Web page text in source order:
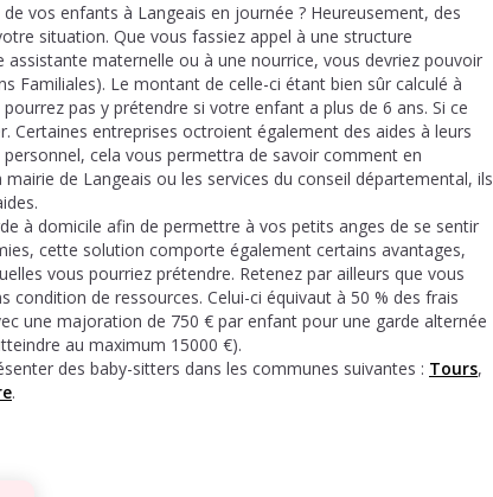
vos enfants à Langeais en journée ? Heureusement, des
situation. Que vous fassiez appel à une structure
assistante maternelle ou à une nourrice, vous devriez pouvoir
Familiales). Le montant de celle-ci étant bien sûr calculé à
pas y prétendre si votre enfant a plus de 6 ans. Si ce
Certaines entreprises octroient également des aides à leurs
cela vous permettra de savoir comment en
de Langeais ou les services du conseil départemental, ils
à domicile afin de permettre à vos petits anges de se sentir
cette solution comporte également certains avantages,
vous pourriez prétendre. Retenez par ailleurs que vous
de ressources. Celui-ci équivaut à 50 % des frais
une majoration de 750 € par enfant pour une garde alternée
au maximum 15000 €).
des baby-sitters dans les communes suivantes : Tours,
.